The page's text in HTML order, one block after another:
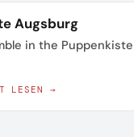
Augsburg
in the Puppenkiste
LESEN →